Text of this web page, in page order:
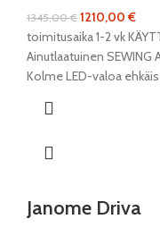
1345,00€ 1210,00€
toimitusaika 1-2 vk
Ainutlaatuinen SEWING
Kolme LED-valoa
Janome Driva